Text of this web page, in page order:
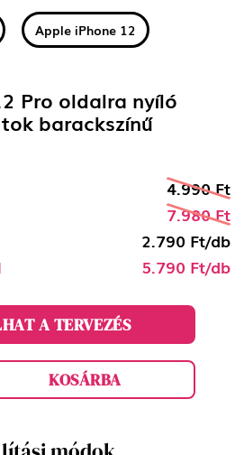
Apple iPhone 12
Pro oldalra nyíló
barackszínű
4.990 Ft
7.980 Ft
2.790 Ft/db
5.790 Ft/db
A TERVEZÉS
KOSÁRBA